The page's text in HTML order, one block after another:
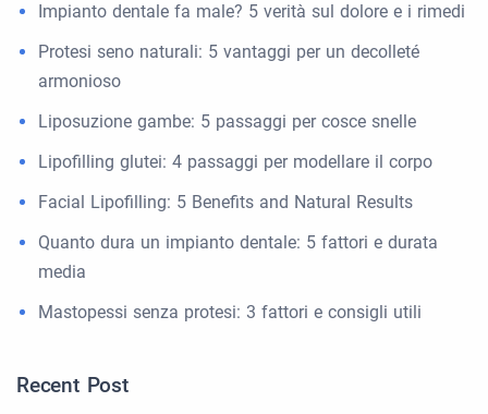
Impianto dentale fa male? 5 verità sul dolore e i rimedi
Protesi seno naturali: 5 vantaggi per un decolleté
armonioso
Liposuzione gambe: 5 passaggi per cosce snelle
Lipofilling glutei: 4 passaggi per modellare il corpo
Facial Lipofilling: 5 Benefits and Natural Results
Quanto dura un impianto dentale: 5 fattori e durata
media
Mastopessi senza protesi: 3 fattori e consigli utili
Recent Post